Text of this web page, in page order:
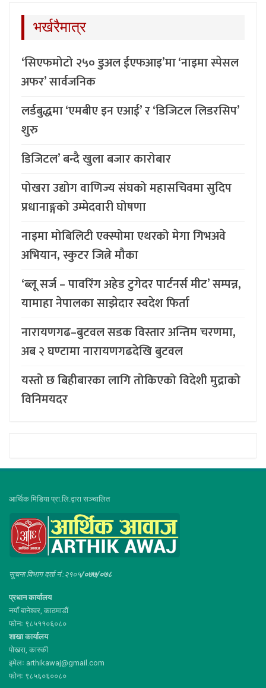
भर्खरैमात्र
‘सिएफमोटो २५० डुअल ईएफआइ’मा ‘नाइमा स्पेसल
अफर’ सार्वजनिक
लर्डबुद्धमा ‘एमबीए इन एआई’ र ‘डिजिटल लिडरसिप’
शुरु
डिजिटल’ बन्दै खुला बजार कारोबार
पोखरा उद्योग वाणिज्य संघको महासचिवमा सुदिप
प्रधानाङ्गको उम्मेदवारी घोषणा
नाइमा मोबिलिटी एक्स्पोमा एथरको मेगा गिभअवे
अभियान, स्कुटर जित्ने मौका
‘ब्लू सर्ज – पावरिंग अहेड टुगेदर पार्टनर्स मीट’ सम्पन्न,
यामाहा नेपालका साझेदार स्वदेश फिर्ता
नारायणगढ–बुटवल सडक विस्तार अन्तिम चरणमा,
अब २ घण्टामा नारायणगढदेखि बुटवल
यस्तो छ बिहीबारका लागि तोकिएको विदेशी मुद्राको
विनिमयदर
आर्थिक मिडिया प्रा.लि.द्वारा सञ्चालित
सूचना विभाग दर्ता नं :२१०५/०७७/०७८
प्रधान कार्यालय
नयाँ बानेश्वर, काठमाडौं
फोनः ९८५११०६०८०
शाखा कार्यालय
पोखरा, कास्की
इमेलः arthikawaj@gmail.com
फोनः ९८५६०६००८०